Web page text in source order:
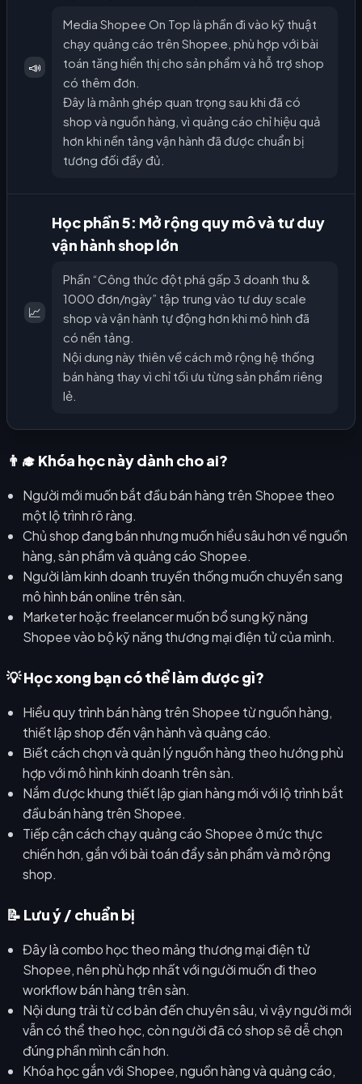
📣
Media Shopee On Top là phần đi vào kỹ thuật
chạy quảng cáo trên Shopee, phù hợp với bài
toán tăng hiển thị cho sản phẩm và hỗ trợ shop
có thêm đơn.
Đây là mảnh ghép quan trọng sau khi đã có
shop và nguồn hàng, vì quảng cáo chỉ hiệu quả
hơn khi nền tảng vận hành đã được chuẩn bị
tương đối đầy đủ.
📈
Học phần 5: Mở rộng quy mô và tư duy
vận hành shop lớn
Phần “Công thức đột phá gấp 3 doanh thu &
1000 đơn/ngày” tập trung vào tư duy scale
shop và vận hành tự động hơn khi mô hình đã
có nền tảng.
Nội dung này thiên về cách mở rộng hệ thống
bán hàng thay vì chỉ tối ưu từng sản phẩm riêng
lẻ.
👨‍🎓 Khóa học này dành cho ai?
Người mới muốn bắt đầu bán hàng trên Shopee theo
một lộ trình rõ ràng.
Chủ shop đang bán nhưng muốn hiểu sâu hơn về nguồn
hàng, sản phẩm và quảng cáo Shopee.
Người làm kinh doanh truyền thống muốn chuyển sang
mô hình bán online trên sàn.
Marketer hoặc freelancer muốn bổ sung kỹ năng
Shopee vào bộ kỹ năng thương mại điện tử của mình.
💡 Học xong bạn có thể làm được gì?
Hiểu quy trình bán hàng trên Shopee từ nguồn hàng,
thiết lập shop đến vận hành và quảng cáo.
Biết cách chọn và quản lý nguồn hàng theo hướng phù
hợp với mô hình kinh doanh trên sàn.
Nắm được khung thiết lập gian hàng mới với lộ trình bắt
đầu bán hàng trên Shopee.
Tiếp cận cách chạy quảng cáo Shopee ở mức thực
chiến hơn, gắn với bài toán đẩy sản phẩm và mở rộng
shop.
📝 Lưu ý / chuẩn bị
Đây là combo học theo mảng thương mại điện tử
Shopee, nên phù hợp nhất với người muốn đi theo
workflow bán hàng trên sàn.
Nội dung trải từ cơ bản đến chuyên sâu, vì vậy người mới
vẫn có thể theo học, còn người đã có shop sẽ dễ chọn
đúng phần mình cần hơn.
Khóa học gắn với Shopee, nguồn hàng và quảng cáo,